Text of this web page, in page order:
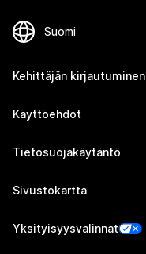
Kehittäjän kirjautuminen
Käyttöehdot
Tietosuojakäytäntö
Sivustokartta
Yksityisyysvalinnat